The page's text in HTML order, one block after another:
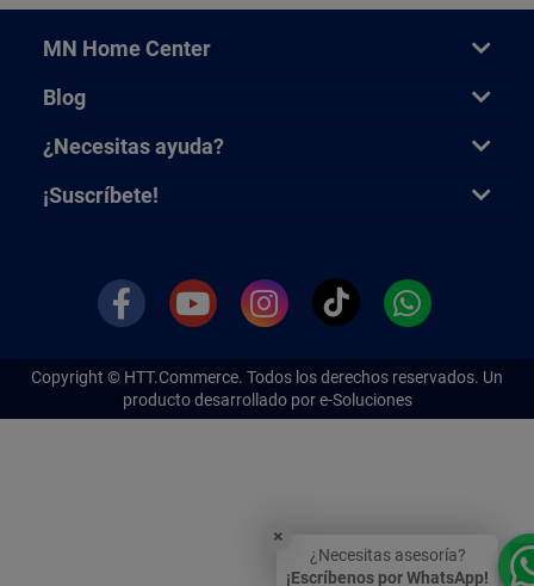
MN Home Center
Blog
¿Necesitas ayuda?
¡Suscríbete!
Copyright © HTT.Commerce. Todos los derechos reservados. Un
producto desarrollado por e-Soluciones
×
¿Necesitas asesoría?
¡Escríbenos por WhatsApp!